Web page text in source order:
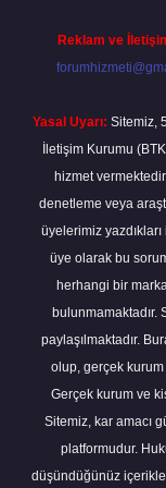
Reklam ve
Yasal Uyarı: Sitemiz,
İletişim Kurumu
hizmet
denetleme veya
üyelerimiz
üye olarak bu
herhangi bir
bulunmamaktadır.
paylaşılmaktadır.
olup, gerçek kurum
Gerçek kurum ve
Sitemiz, kar amacı
platformudur.
düşündüğünüz